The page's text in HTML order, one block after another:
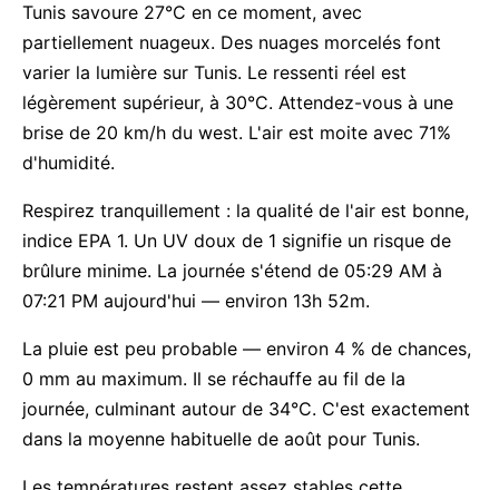
Tunis savoure 27°C en ce moment, avec
partiellement nuageux. Des nuages morcelés font
varier la lumière sur Tunis. Le ressenti réel est
légèrement supérieur, à 30°C. Attendez-vous à une
brise de 20 km/h du west. L'air est moite avec 71%
d'humidité.
Respirez tranquillement : la qualité de l'air est bonne,
indice EPA 1. Un UV doux de 1 signifie un risque de
brûlure minime. La journée s'étend de 05:29 AM à
07:21 PM aujourd'hui — environ 13h 52m.
La pluie est peu probable — environ 4 % de chances,
0 mm au maximum. Il se réchauffe au fil de la
journée, culminant autour de 34°C. C'est exactement
dans la moyenne habituelle de août pour Tunis.